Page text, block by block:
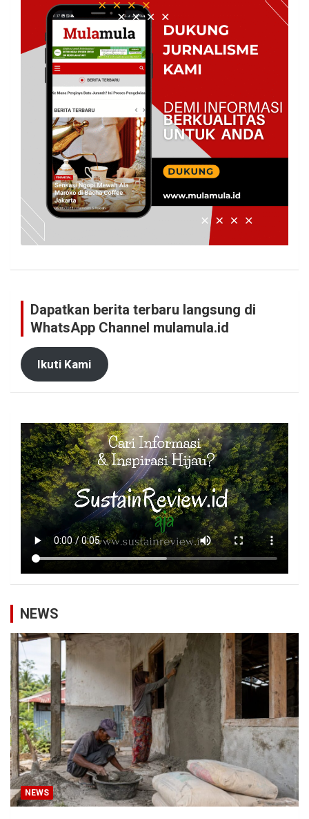
Dapatkan berita terbaru langsung di
WhatsApp Channel mulamula.id
Ikuti Kami
NEWS
NEWS